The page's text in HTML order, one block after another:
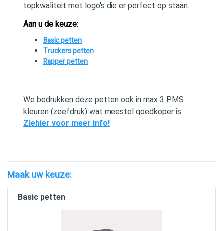
topkwaliteit met logo's die er perfect op staan.
Aan u de keuze:
Basic petten
Truckers petten
Rapper petten
We bedrukken deze petten ook in max 3 PMS
kleuren (zeefdruk) wat meestel goedkoper is.
Ziehier voor meer info!
Maak uw keuze:
Basic petten